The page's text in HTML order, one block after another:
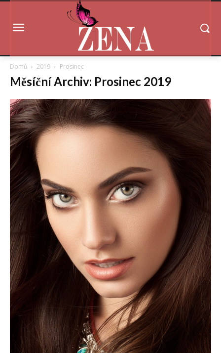
Domů 2019 Prosinec
Měsíční Archiv: Prosinec 2019